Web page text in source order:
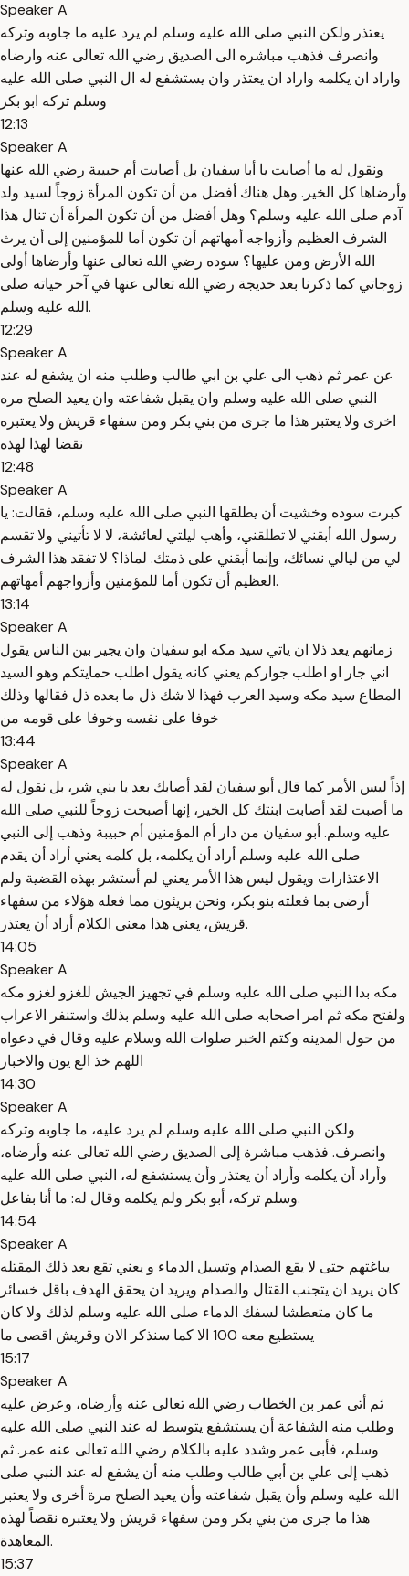
Speaker A
يعتذر ولكن النبي صلى الله عليه وسلم لم يرد عليه ما جاوبه وتركه
وانصرف فذهب مباشره الى الصديق رضي الله تعالى عنه وارضاه
واراد ان يكلمه واراد ان يعتذر وان يستشفع له ال النبي صلى الله عليه
وسلم تركه ابو بكر
12:13
Speaker A
ونقول له ما أصابت يا أبا سفيان بل أصابت أم حبيبة رضي الله عنها
وأرضاها كل الخير. وهل هناك أفضل من أن تكون المرأة زوجاً لسيد ولد
آدم صلى الله عليه وسلم؟ وهل أفضل من أن تكون المرأة أن تنال هذا
الشرف العظيم وأزواجه أمهاتهم أن تكون أما للمؤمنين إلى أن يرث
الله الأرض ومن عليها؟ سوده رضي الله تعالى عنها وأرضاها أولى
زوجاتي كما ذكرنا بعد خديجة رضي الله تعالى عنها في آخر حياته صلى
الله عليه وسلم.
12:29
Speaker A
عن عمر ثم ذهب الى علي بن ابي طالب وطلب منه ان يشفع له عند
النبي صلى الله عليه وسلم وان يقبل شفاعته وان يعيد الصلح مره
اخرى ولا يعتبر هذا ما جرى من بني بكر ومن سفهاء قريش ولا يعتبره
نقضا لهذا لهذه
12:48
Speaker A
كبرت سوده وخشيت أن يطلقها النبي صلى الله عليه وسلم، فقالت: يا
رسول الله أبقني لا تطلقني، وأهب ليلتي لعائشة، لا لا تأتيني ولا تقسم
لي من ليالي نسائك، وإنما أبقني على ذمتك. لماذا؟ لا تفقد هذا الشرف
العظيم أن تكون أما للمؤمنين وأزواجهم أمهاتهم.
13:14
Speaker A
زمانهم يعد ذلا ان ياتي سيد مكه ابو سفيان وان يجير بين الناس يقول
اني جار او اطلب جواركم يعني كانه يقول اطلب حمايتكم وهو السيد
المطاع سيد مكه وسيد العرب فهذا لا شك ذل ما بعده ذل فقالها وذلك
خوفا على نفسه وخوفا على قومه من
13:44
Speaker A
إذاً ليس الأمر كما قال أبو سفيان لقد أصابك بعد يا بني شر، بل نقول له
ما أصبت لقد أصابت ابنتك كل الخير، إنها أصبحت زوجاً للنبي صلى الله
عليه وسلم. أبو سفيان من دار أم المؤمنين أم حبيبة وذهب إلى النبي
صلى الله عليه وسلم أراد أن يكلمه، بل كلمه يعني أراد أن يقدم
الاعتذارات ويقول ليس هذا الأمر يعني لم أستشر بهذه القضية ولم
أرضى بما فعلته بنو بكر، ونحن بريئون مما فعله هؤلاء من سفهاء
قريش، يعني هذا معنى الكلام أراد أن يعتذر.
14:05
Speaker A
مكه بدا النبي صلى الله عليه وسلم في تجهيز الجيش للغزو لغزو مكه
ولفتح مكه ثم امر اصحابه صلى الله عليه وسلم بذلك واستنفر الاعراب
من حول المدينه وكتم الخبر صلوات الله وسلام عليه وقال في دعواه
اللهم خذ الع يون والاخبار
14:30
Speaker A
ولكن النبي صلى الله عليه وسلم لم يرد عليه، ما جاوبه وتركه
وانصرف. فذهب مباشرة إلى الصديق رضي الله تعالى عنه وأرضاه،
وأراد أن يكلمه وأراد أن يعتذر وأن يستشفع له، النبي صلى الله عليه
وسلم تركه، أبو بكر ولم يكلمه وقال له: ما أنا بفاعل.
14:54
Speaker A
يباغتهم حتى لا يقع الصدام وتسيل الدماء و يعني تقع بعد ذلك المقتله
كان يريد ان يتجنب القتال والصدام ويريد ان يحقق الهدف باقل خسائر
ما كان متعطشا لسفك الدماء صلى الله عليه وسلم لذلك ولا كان
يستطيع معه 100 الا كما سنذكر الان وقريش اقصى ما
15:17
Speaker A
ثم أتى عمر بن الخطاب رضي الله تعالى عنه وأرضاه، وعرض عليه
وطلب منه الشفاعة أن يستشفع يتوسط له عند النبي صلى الله عليه
وسلم، فأبى عمر وشدد عليه بالكلام رضي الله تعالى عنه عمر. ثم
ذهب إلى علي بن أبي طالب وطلب منه أن يشفع له عند النبي صلى
الله عليه وسلم وأن يقبل شفاعته وأن يعيد الصلح مرة أخرى ولا يعتبر
هذا ما جرى من بني بكر ومن سفهاء قريش ولا يعتبره نقضاً لهذه
المعاهدة.
15:37